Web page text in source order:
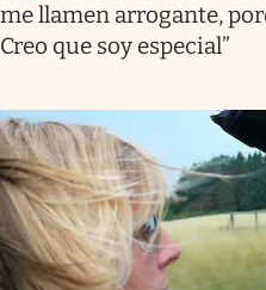
me llamen arrogante,
Creo que soy especial”